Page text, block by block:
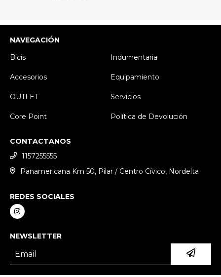
NAVEGACIÓN
Bicis
Indumentaria
Accesorios Equipamiento
OUTLET Servicios
Core Point Política de Devolución
CONTACTANOS
1157255555
Panamericana Km 50, Pilar / Centro Cívico, Nordelta
REDES SOCIALES
NEWSLETTER